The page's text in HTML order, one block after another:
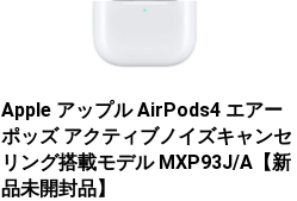
Apple アップル AirPods4 エアー
ポッズ アクティブノイズキャンセ
リング搭載モデル MXP93J/A【新
品未開封品】